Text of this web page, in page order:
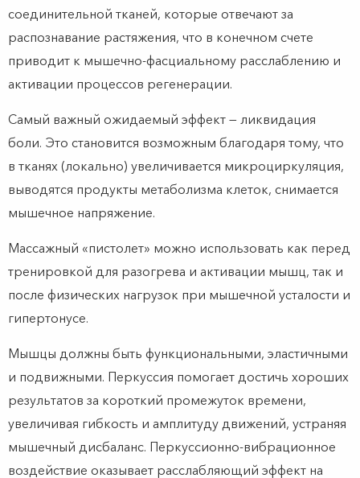
соединительной тканей, которые отвечают за
распознавание растяжения, что в конечном счете
приводит к мышечно-фасциальному расслаблению и
активации процессов регенерации.
Самый важный ожидаемый эффект — ликвидация
боли. Это становится возможным благодаря тому, что
в тканях (локально) увеличивается микроциркуляция,
выводятся продукты метаболизма клеток, снимается
мышечное напряжение.
Массажный «пистолет» можно использовать как перед
тренировкой для разогрева и активации мышц, так и
после физических нагрузок при мышечной усталости и
гипертонусе.
Мышцы должны быть функциональными, эластичными
и подвижными. Перкуссия помогает достичь хороших
результатов за короткий промежуток времени,
увеличивая гибкость и амплитуду движений, устраняя
мышечный дисбаланс. Перкуссионно-вибрационное
воздействие оказывает расслабляющий эффект на